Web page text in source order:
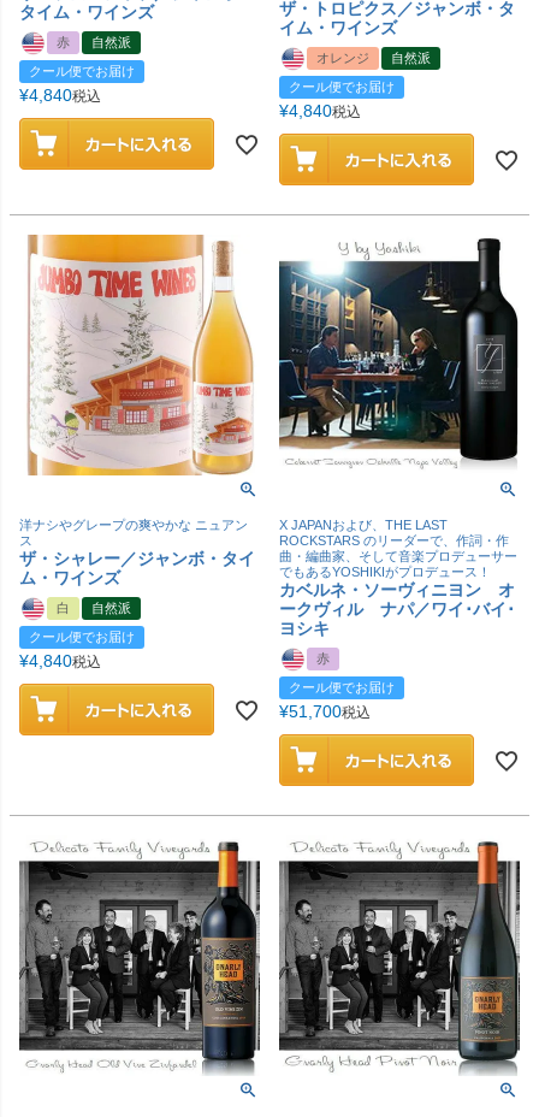
タイム・ワインズ
赤
自然派
クール便でお届け
¥4,840税込
ザ・トロピクス／ジャンボ・タ
イム・ワインズ
オレンジ
自然派
クール便でお届け
¥4,840税込
洋ナシやグレープの爽やかな ニュアン
ス
ザ・シャレー／ジャンボ・タイ
ム・ワインズ
白
自然派
クール便でお届け
¥4,840税込
X JAPANおよび、THE LAST
ROCKSTARS のリーダーで、作詞・作
曲・編曲家、そして音楽プロデューサー
でもあるYOSHIKIがプロデュース！
カベルネ・ソーヴィニヨン オ
ークヴィル ナパ／ワイ･バイ･
ヨシキ
赤
クール便でお届け
¥51,700税込